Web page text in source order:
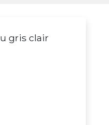
gris clair